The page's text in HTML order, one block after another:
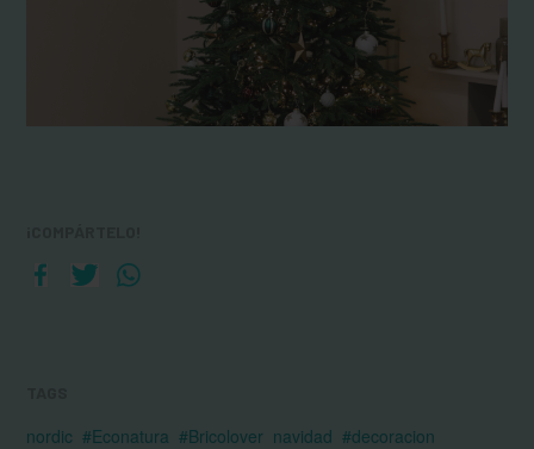
nordic #Econatura #Bricolover navidad #decoracion